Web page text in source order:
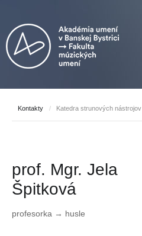
Kontakty / Katedra strunových nástrojov
prof. Mgr. Jela
Špitková
profesorka → husle